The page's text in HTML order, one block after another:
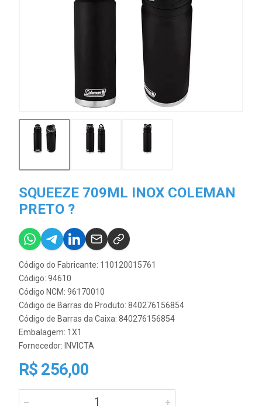
SQUEEZE 709ML INOX COLEMAN
PRETO ?
Código do Fabricante: 110120015761
Código: 94610
Código NCM: 96170010
Código de Barras do Produto: 840276156854
Código de Barras da Caixa: 840276156854
Embalagem: 1X1
Fornecedor: INVICTA
R$ 256,00